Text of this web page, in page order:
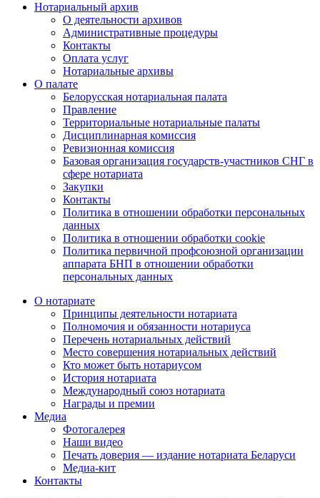
Нотариальный архив
О деятельности архивов
Административные процедуры
Контакты
Оплата услуг
Нотариальные архивы
О палате
Белорусская нотариальная палата
Правление
Территориальные нотариальные палаты
Дисциплинарная комиссия
Ревизионная комиссия
Базовая организация государств-участников СНГ в
сфере нотариата
Закупки
Контакты
Политика в отношении обработки персональных
данных
Политика в отношении обработки cookie
Политика первичной профсоюзной организации
аппарата БНП в отношении обработки
персональных данных
О нотариате
Принципы деятельности нотариата
Полномочия и обязанности нотариуса
Перечень нотариальных действий
Место совершения нотариальных действий
Кто может быть нотариусом
История нотариата
Международный союз нотариата
Награды и премии
Медиа
Фотогалерея
Наши видео
Печать доверия — издание нотариата Беларуси
Медиа-кит
Контакты